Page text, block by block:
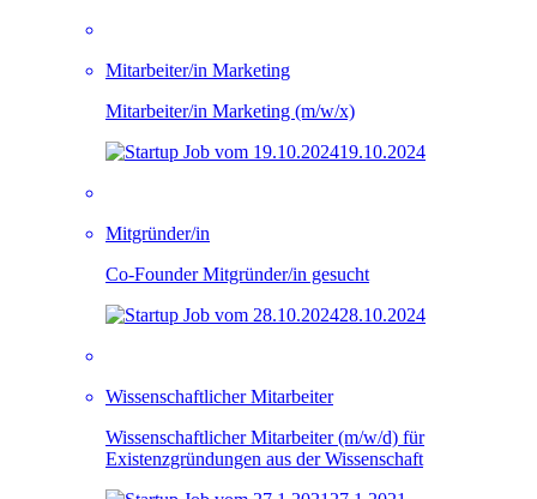
Mitarbeiter/in Marketing
Mitarbeiter/in Marketing (m/w/x)
19.10.2024
Mitgründer/in
Co-Founder Mitgründer/in gesucht
28.10.2024
Wissenschaftlicher Mitarbeiter
Wissenschaftlicher Mitarbeiter (m/w/d) für
Existenzgründungen aus der Wissenschaft